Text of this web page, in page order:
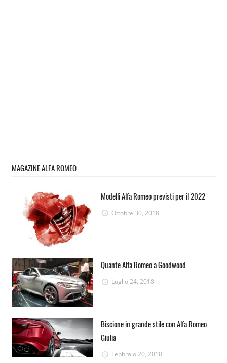
MAGAZINE ALFA ROMEO
Modelli Alfa Romeo previsti per il 2022
Ottobre 30, 2018
Quante Alfa Romeo a Goodwood
Luglio 24, 2018
Biscione in grande stile con Alfa Romeo
Giulia
Febbraio 20, 2018